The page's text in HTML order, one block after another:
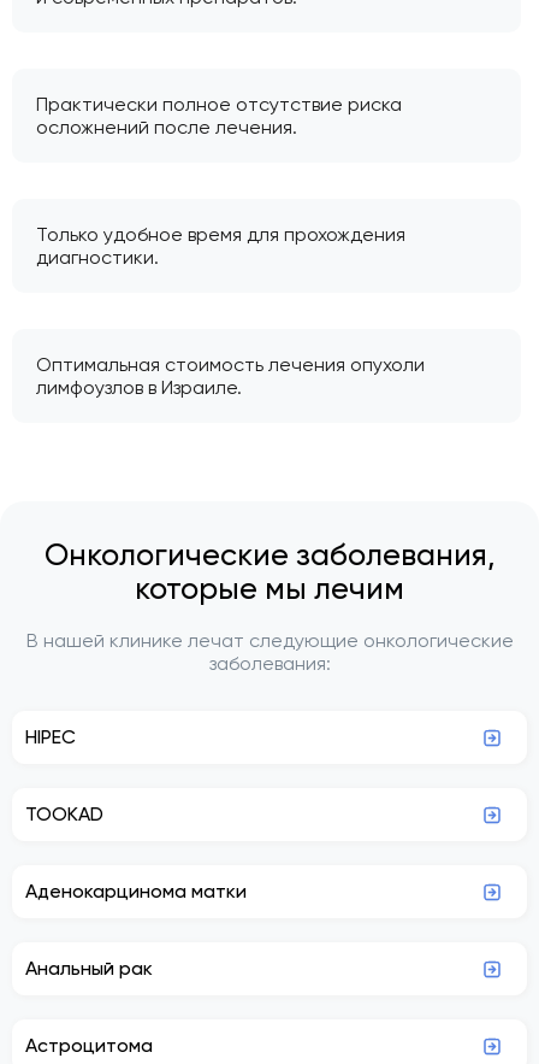
Практически полное отсутствие риска
осложнений после лечения.
Только удобное время для прохождения
диагностики.
Оптимальная стоимость лечения опухоли
лимфоузлов в Израиле.
Онкологические заболевания,
которые мы лечим
В нашей клинике лечат следующие онкологические
заболевания:
HIPEC
TOOKAD
Аденокарцинома матки
Анальный рак
Астроцитома